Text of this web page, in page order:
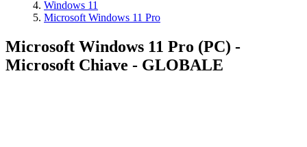
Windows 11
Microsoft Windows 11 Pro
Microsoft Windows 11 Pro (PC) -
Microsoft Chiave - GLOBALE